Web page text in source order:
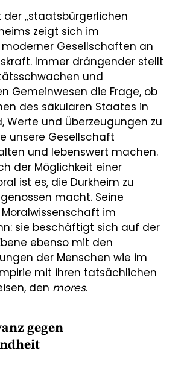
der „staatsbürgerlichen
zeigt sich im
moderner Gesellschaften an
Immer drängender stellt
und
Gemeinwesen die Frage, ob
des säkularen Staates in
Werte und Überzeugungen zu
unsere Gesellschaft
und lebenswert machen.
der Möglichkeit einer
ist es, die Durkheim zu
macht. Seine
Moralwissenschaft im
sie beschäftigt sich auf der
ebenso mit den
der Menschen wie im
mit ihren tatsächlichen
den mores.
gegen